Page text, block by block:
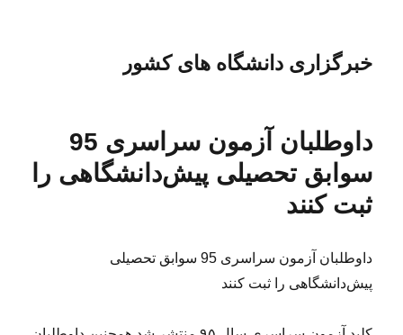
خبرگزاری دانشگاه های کشور
داوطلبان آزمون سراسری 95
سوابق تحصیلی پیش‌دانشگاهی را
ثبت کنند
داوطلبان آزمون سراسری 95 سوابق تحصیلی
پیش‌دانشگاهی را ثبت کنند